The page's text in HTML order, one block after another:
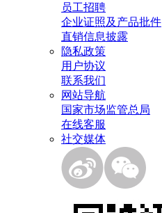
员工招聘
企业证照及产品批件
直销信息披露
隐私政策
用户协议
联系我们
网站导航
国家市场监管总局
在线客服
社交媒体